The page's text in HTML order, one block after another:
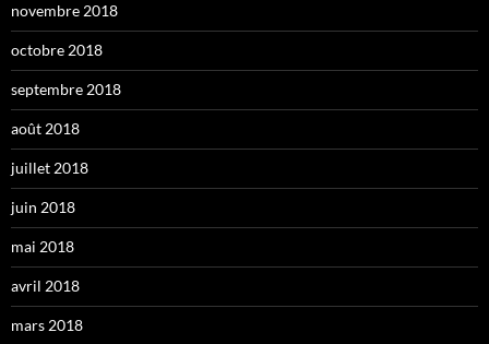
novembre 2018
octobre 2018
septembre 2018
août 2018
juillet 2018
juin 2018
mai 2018
avril 2018
mars 2018